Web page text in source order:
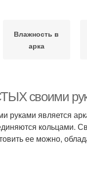
Влажность в
арка
своими
руками является
кольцами.
ее можно,